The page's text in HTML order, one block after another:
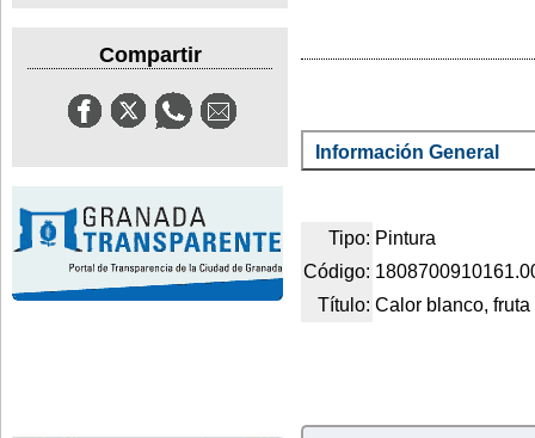
Compartir
Información General
Tipo: Pintura
Código:
Título: Calor blanco, fruta